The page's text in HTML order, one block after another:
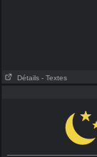
Détails - Textes